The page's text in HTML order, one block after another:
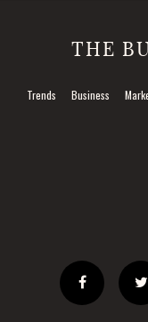
THE
Trends Business